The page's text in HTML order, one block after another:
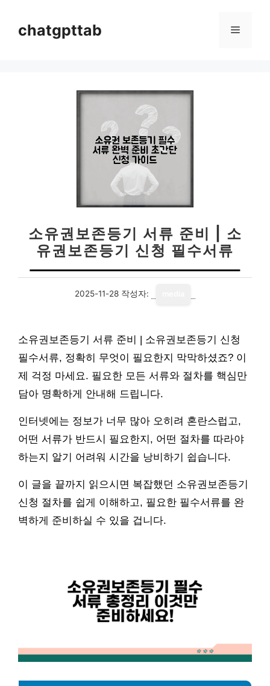
chatgpttab 메
소유권보존등기 서류 준비 | 소
유권보존등기 신청 필수서류
2025-11-28 작성자:
소유권보존등기 서류 준비 | 소유권보존등기 신청
필수서류, 정확히 무엇이 필요한지 막막하셨죠? 이
제 걱정 마세요. 필요한 모든 서류와 절차를 핵심만
담아 명확하게 안내해 드립니다.
인터넷에는 정보가 너무 많아 오히려 혼란스럽고,
어떤 서류가 반드시 필요한지, 어떤 절차를 따라야
하는지 알기 어려워 시간을 낭비하기 쉽습니다.
이 글을 끝까지 읽으시면 복잡했던 소유권보존등기
신청 절차를 쉽게 이해하고, 필요한 필수서류를 완
벽하게 준비하실 수 있을 겁니다.